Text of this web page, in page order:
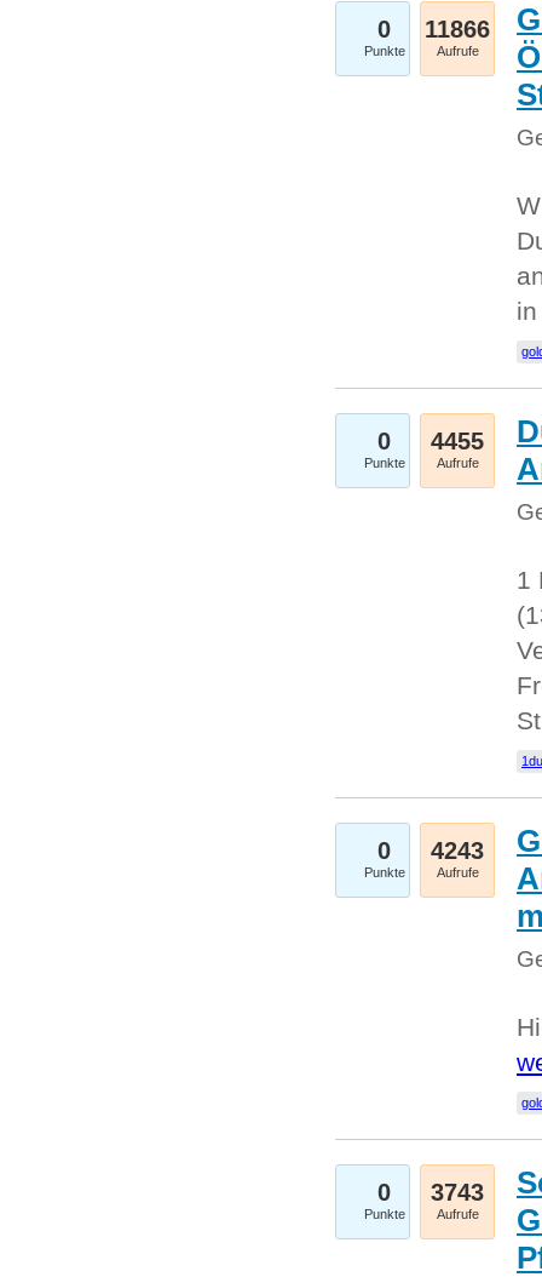
0
Punkte
11866
Aufrufe
0
Punkte
4455
Aufrufe
1
0
Punkte
4243
Aufrufe
0
Punkte
3743
Aufrufe